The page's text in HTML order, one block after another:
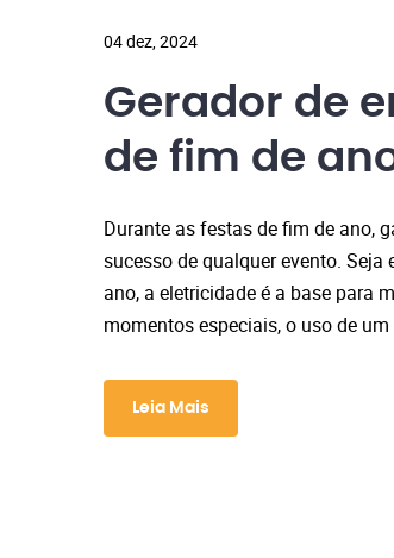
04 dez, 2024
Gerador de
de fim de
Durante as festas de fim de ano,
sucesso de qualquer evento.
ano, a eletricidade é a base para
momentos especiais, o uso de
Leia Mais